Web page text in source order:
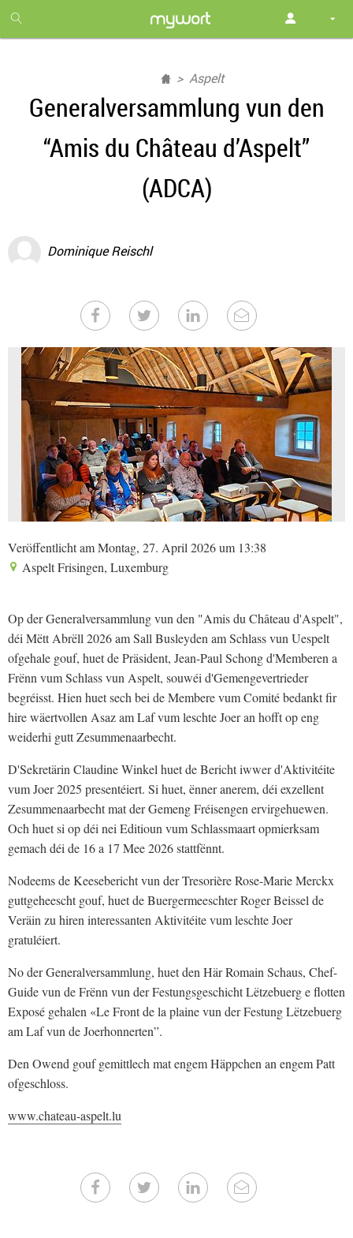
month
free
Aspelt
Generalversammlung vun den
“Amis du Château d’Aspelt”
(ADCA)
Dominique Reischl
Veröffentlicht am Montag, 27. April 2026 um 13:38
Aspelt Frisingen, Luxemburg
Op der Generalversammlung vun den "Amis du Château d'Aspelt",
déi Mëtt Abrëll 2026 am Sall Busleyden am Schlass vun Uespelt
ofgehale gouf, huet de Präsident, Jean-Paul Schong d'Memberen a
Frënn vum Schlass vun Aspelt, souwéi d'Gemengevertrieder
begréisst. Hien huet sech bei de Membere vum Comité bedankt fir
hire wäertvollen Asaz am Laf vum leschte Joer an hofft op eng
weiderhi gutt Zesummenaarbecht.
D'Sekretärin Claudine Winkel huet de Bericht iwwer d'Aktivitéite
vum Joer 2025 presentéiert. Si huet, ënner anerem, déi exzellent
Zesummenaarbecht mat der Gemeng Fréisengen ervirgehuewen.
Och huet si op déi nei Editioun vum Schlassmaart opmierksam
gemach déi de 16 a 17 Mee 2026 stattfënnt.
Nodeems de Keesebericht vun der Tresorière Rose-Marie Merckx
guttgeheescht gouf, huet de Buergermeeschter Roger Beissel de
Veräin zu hiren interessanten Aktivitéite vum leschte Joer
gratuléiert.
No der Generalversammlung, huet den Här Romain Schaus, Chef-
Guide vun de Frënn vun der Festungsgeschicht Lëtzebuerg e flotten
Exposé gehalen «Le Front de la plaine vun der Festung Lëtzebuerg
am Laf vun de Joerhonnerten”.
Den Owend gouf gemittlech mat engem Häppchen an engem Patt
ofgeschloss.
www.chateau-aspelt.lu